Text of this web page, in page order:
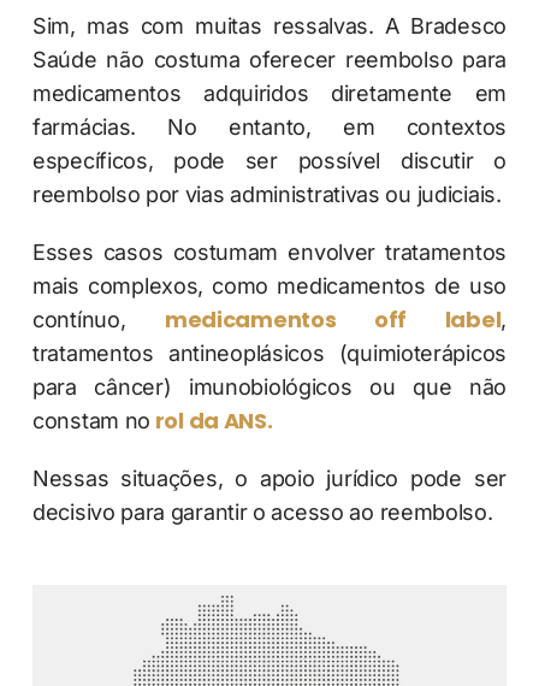
Sim, mas com muitas ressalvas. A Bradesco
Saúde não costuma oferecer reembolso para
medicamentos adquiridos diretamente em
farmácias. No entanto, em contextos
específicos, pode ser possível discutir o
reembolso por vias administrativas ou judiciais.
Esses casos costumam envolver tratamentos
mais complexos, como medicamentos de uso
contínuo, medicamentos off label,
tratamentos antineoplásicos (quimioterápicos
para câncer) imunobiológicos ou que não
constam no rol da ANS.
Nessas situações, o apoio jurídico pode ser
decisivo para garantir o acesso ao reembolso.